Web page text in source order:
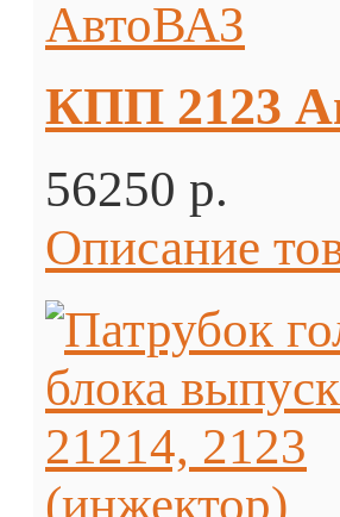
КПП 2123
56250 p.
Описание